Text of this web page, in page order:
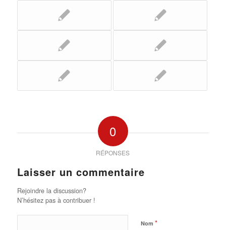
0
RÉPONSES
Laisser un commentaire
Rejoindre la discussion?
N’hésitez pas à contribuer !
Nom *